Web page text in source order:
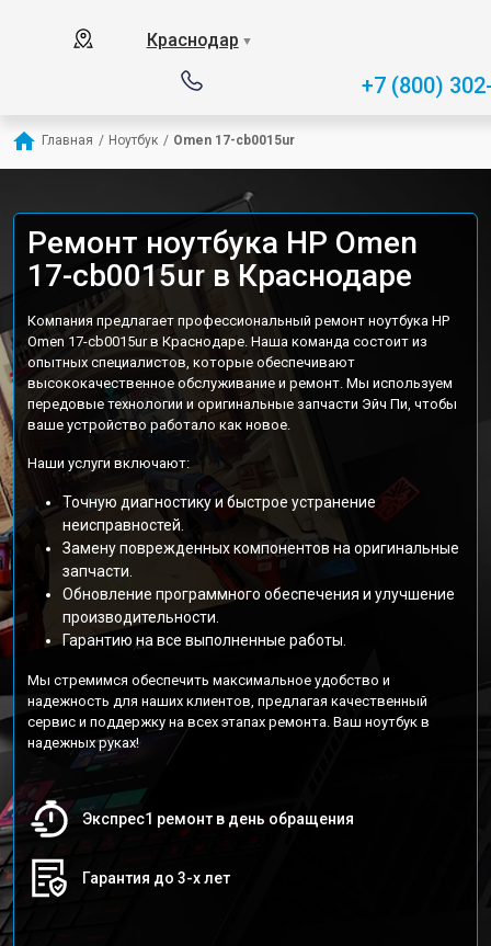
Краснодар ▼
+7 (800)
Главная / Ноутбук / Omen 17-cb0015ur
Ремонт ноутбука HP Omen
17-cb0015ur в Краснодаре
Компания предлагает профессиональный ремонт ноутбука HP
Omen 17-cb0015ur в Краснодаре. Наша команда состоит из
опытных специалистов, которые обеспечивают
высококачественное обслуживание и ремонт. Мы используем
передовые технологии и оригинальные запчасти Эйч Пи, чтобы
ваше устройство работало как новое.
Наши услуги включают:
Точную диагностику и быстрое устранение
неисправностей.
Замену поврежденных компонентов на оригинальные
запчасти.
Обновление программного обеспечения и улучшение
производительности.
Гарантию на все выполненные работы.
Мы стремимся обеспечить максимальное удобство и
надежность для наших клиентов, предлагая качественный
сервис и поддержку на всех этапах ремонта. Ваш ноутбук в
надежных руках!
Экспрес1 ремонт в день обращения
Гарантия до 3-х лет